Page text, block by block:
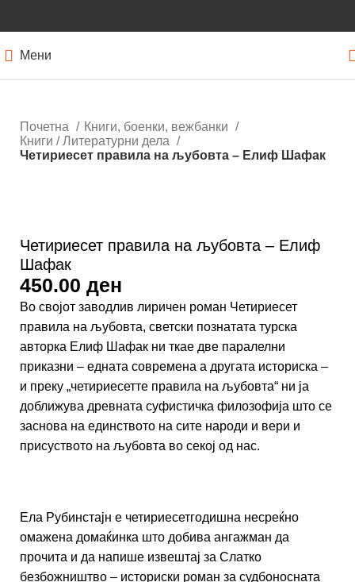
Мени
Почетна
Книги, боенки, вежбанки
Книги / Литературни дела
Четириесет правила на љубовта – Елиф Шафак
Четириесет правила на љубовта – Елиф
Шафак
450.00 ден
Во својот заводлив лиричен роман Четириесет
правила на љубовта, светски познатата турска
авторка Елиф Шафак ни ткае две паралелни
приказни – едната современа а другата историска –
и преку „четириесетте правила на љубовта“ ни ја
доближува древната суфистичка филозофија што се
заснова на единството на сите народи и вери и
присуството на љубовта во секој од нас.
Ела Рубинстајн е четириесетгодишна несреќно
омажена домаќинка што добива ангажман да
прочита и да напише извештај за Слатко
безбожништво – историски роман за судбоносната